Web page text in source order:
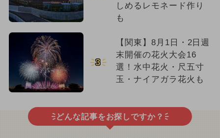
しめるレモネード作り
も
3
【関東】8月1日・2日週
末開催の花火大会16
選！水中花火・尺五寸
玉・ナイアガラ花火も
どんな記事をお探しですか？